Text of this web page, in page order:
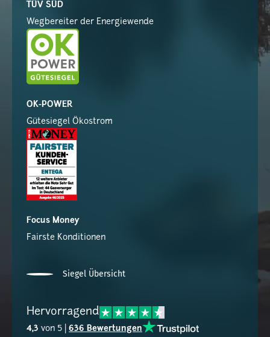
TÜV SÜD
Wegbereiter der Energiewende
OK-POWER
Gütesiegel Ökostrom
Focus Money
Fairste Konditionen
Siegel Übersicht
Hervorragend
4,3 von 5 | 636 Bewertungen